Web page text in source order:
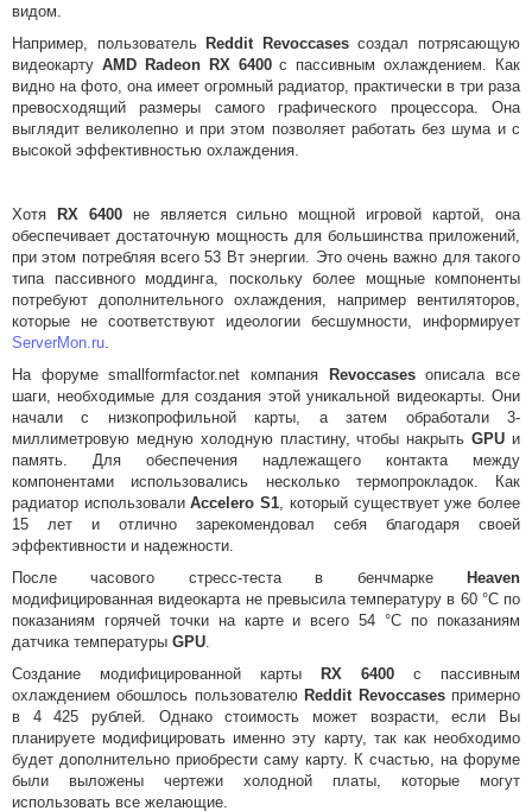
видом.
Например, пользователь Reddit Revoccasesсоздал потрясающую
видеокарту AMD Radeon RX 6400с пассивным охлаждением. Как
видно на фото, она имеет огромный радиатор, практически в три раза
превосходящий размеры самого графического процессора. Она
выглядит великолепно и при этом позволяет работать без шума и с
высокой эффективностью охлаждения.
Хотя RX 6400не является сильно мощной игровой картой, она
обеспечивает достаточную мощность для большинства приложений,
при этом потребляя всего 53 Вт энергии. Это очень важно для такого
типа пассивного моддинга, поскольку более мощные компоненты
потребуют дополнительного охлаждения, например вентиляторов,
которые не соответствуют идеологии бесшумности, информирует
ServerMon.ru.
На форуме smallformfactor.net компания
Revoccasesописала все
шаги, необходимые для создания этой уникальной видеокарты. Они
начали с низкопрофильной карты, а затем обработали 3-
миллиметровую медную холодную пластину, чтобы накрытьGPU и
память. Для обеспечения надлежащего контакта между
компонентами использовались несколько термопрокладок. Как
радиатор использовалиAccelero S1, который существует уже более
15 лет и отлично зарекомендовал себя благодаря своей
эффективности и надежности.
После часового стресс-теста в бенчмарке
Heaven
модифицированная видеокарта не превысила температуру в 60 °C по
показаниям горячей точки на карте и всего 54 °C по показаниям
датчика температуры GPU.
Создание модифицированной карты
RX 6400 с пассивным
охлаждением обошлось пользователю Reddit Revoccasesпримерно
в 4 425 рублей. Однако стоимость может возрасти, если Вы
планируете модифицировать именно эту карту, так как необходимо
будет дополнительно приобрести саму карту. К счастью, на форуме
были выложены чертежи холодной платы, которые могут
использовать все желающие.